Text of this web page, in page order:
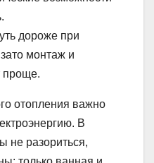
дороже при
монтаж и
проще.
отопления важно
В
не разориться,